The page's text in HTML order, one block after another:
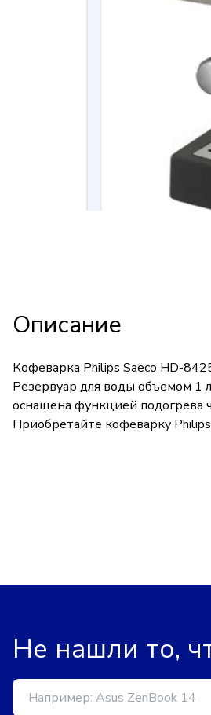
Описание
Кофеварка Philips Saeco HD-
Резервуар для воды объемом 1
оснащена функцией подогрева
Приобретайте кофеварку
Не нашли то,